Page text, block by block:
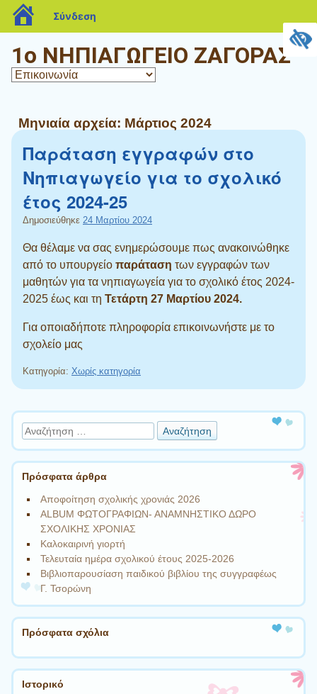
1ο ΝΗΠΙΑΓΩΓΕΙΟ ΖΑΓΟΡΑΣ
Μηνιαία αρχεία: Μάρτιος 2024
Παράταση εγγραφών στο
Νηπιαγωγείο για το σχολικό
έτος 2024-25
Δημοσιεύθηκε 24 Μαρτίου 2024
Θα θέλαμε να σας ενημερώσουμε πως ανακοινώθηκε
από το υπουργείο παράταση των εγγραφών των
μαθητών για τα νηπιαγωγεία για το σχολικό έτος 2024-
2025 έως και τη Τετάρτη 27 Μαρτίου 2024.
Για οποιαδήποτε πληροφορία επικοινωνήστε με το
σχολείο μας
Κατηγορία: Χωρίς κατηγορία
Πλοήγηση άρθρων
Αναζήτηση
Πρόσφατα άρθρα
Αποφοίτηση σχολικής χρονιάς 2026
ALBUM ΦΩΤΟΓΡΑΦΙΩΝ- ΑΝΑΜΝΗΣΤΙΚΟ ΔΩΡΟ
ΣΧΟΛΙΚΗΣ ΧΡΟΝΙΑΣ
Καλοκαιρινή γιορτή
Τελευταία ημέρα σχολικού έτους 2025-2026
Βιβλιοπαρουσίαση παιδικού βιβλίου της συγγραφέως
Γ. Τσορώνη
Πρόσφατα σχόλια
Ιστορικό
blogs.sch.gr
Σύνδεση